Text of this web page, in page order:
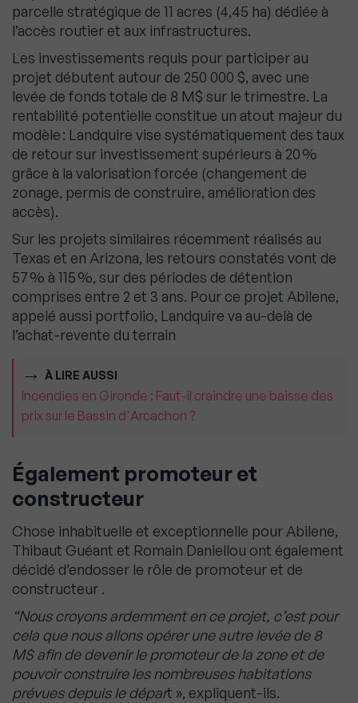
parcelle stratégique de 11 acres (4,45 ha) dédiée à
l’accès routier et aux infrastructures.
Les investissements requis pour participer au
projet débutent autour de 250 000 $, avec une
levée de fonds totale de 8 M$ sur le trimestre. La
rentabilité potentielle constitue un atout majeur du
modèle : Landquire vise systématiquement des taux
de retour sur investissement supérieurs à 20 %
grâce à la valorisation forcée (changement de
zonage, permis de construire, amélioration des
accès).
Sur les projets similaires récemment réalisés au
Texas et en Arizona, les retours constatés vont de
57 % à 115 %, sur des périodes de détention
comprises entre 2 et 3 ans. Pour ce projet Abilene,
appelé aussi portfolio, Landquire va au-delà de
l’achat-revente du terrain
À LIRE AUSSI
Incendies en Gironde : Faut-il craindre une baisse des
prix sur le Bassin d'Arcachon ?
Également promoteur et
constructeur
Chose inhabituelle et exceptionnelle pour Abilene,
Thibaut Guéant et Romain Daniellou ont également
décidé d’endosser le rôle de promoteur et de
constructeur .
“Nous croyons ardemment en ce projet, c’est pour
cela que nous allons opérer une autre levée de 8
M$ afin de devenir le promoteur de la zone et de
pouvoir construire les nombreuses habitations
prévues depuis le départ », expliquent-ils.